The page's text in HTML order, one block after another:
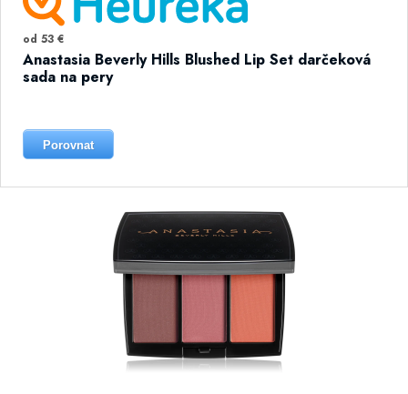
od 53 €
Anastasia Beverly Hills Blushed Lip Set darčeková
sada na pery
Porovnat